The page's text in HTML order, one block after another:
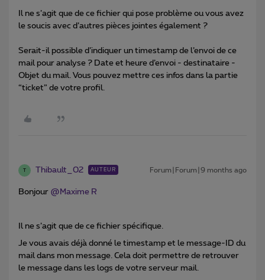
Il ne s’agit que de ce fichier qui pose problème ou vous avez
le soucis avec d’autres pièces jointes également ?
Serait-il possible d’indiquer un timestamp de l’envoi de ce
mail pour analyse ? Date et heure d’envoi - destinataire -
Objet du mail. Vous pouvez mettre ces infos dans la partie
“ticket” de votre profil.
T Thibault_02 AUTEUR Forum|Forum|9 months ago
Bonjour ​ @Maxime R
Il ne s’agit que de ce fichier spécifique.
Je vous avais déjà donné le timestamp et le message-ID du
mail dans mon message. Cela doit permettre de retrouver
le message dans les logs de votre serveur mail.